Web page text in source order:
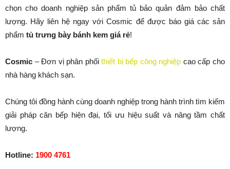
chọn cho doanh nghiệp sản phẩm tủ bảo quản đảm bảo chất
lượng. Hãy liên hệ ngay với Cosmic để được báo giá các sản
phẩm tủ trưng bày bánh kem giá rẻ!
Cosmic – Đơn vị phân phốithiết bị bếp công nghiệp cao cấp cho
nhà hàng khách sạn.
Chúng tôi đồng hành cùng doanh nghiệp trong hành trình tìm kiếm
giải pháp căn bếp hiện đại, tối ưu hiệu suất và nâng tầm chất
lượng.
Hotline: 1900 4761